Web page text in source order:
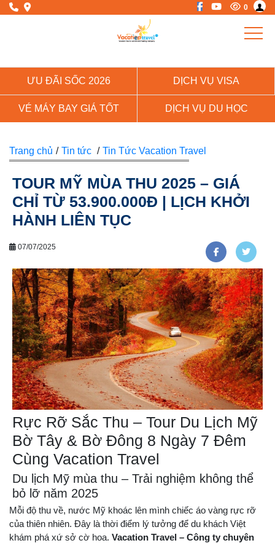
0
ƯU ĐÃI SỐC 2026 DỊCH VỤ VISA
VÉ MÁY BAY GIÁ TỐT DỊCH VỤ DU HỌC
Trang chủ / Tin tức / Tin Tức Vacation Travel
TOUR MỸ MÙA THU 2025 – GIÁ
CHỈ TỪ 53.900.000Đ | LỊCH KHỞI
HÀNH LIÊN TỤC
07/07/2025
Rực Rỡ Sắc Thu – Tour Du Lịch Mỹ
Bờ Tây & Bờ Đông 8 Ngày 7 Đêm
Cùng Vacation Travel
Du lịch Mỹ mùa thu – Trải nghiệm không thể
bỏ lỡ năm 2025
Mỗi độ thu về, nước Mỹ khoác lên mình chiếc áo vàng rực rỡ
của thiên nhiên. Đây là thời điểm lý tưởng để du khách Việt
khám phá xứ sở cờ hoa. Vacation Travel – Công ty chuyên